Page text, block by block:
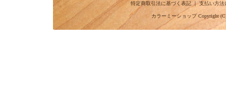
特定商取引法に基づく表記｜支払い方法
カラーミーショップCopyright